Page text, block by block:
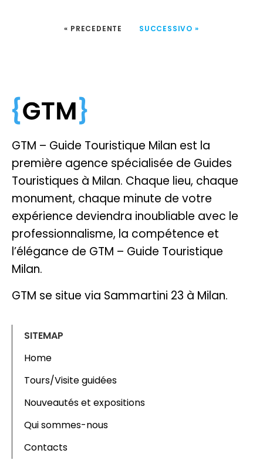
« PRECEDENTE SUCCESSIVO »
GTM – Guide Touristique Milan est la
première agence spécialisée de Guides
Touristiques à Milan. Chaque lieu, chaque
monument, chaque minute de votre
expérience deviendra inoubliable avec le
professionnalisme, la compétence et
l’élégance de GTM – Guide Touristique
Milan.
GTM se situe via Sammartini 23 à Milan.
SITEMAP
Home
Tours/Visite guidées
Nouveautés et expositions
Qui sommes-nous
Contacts